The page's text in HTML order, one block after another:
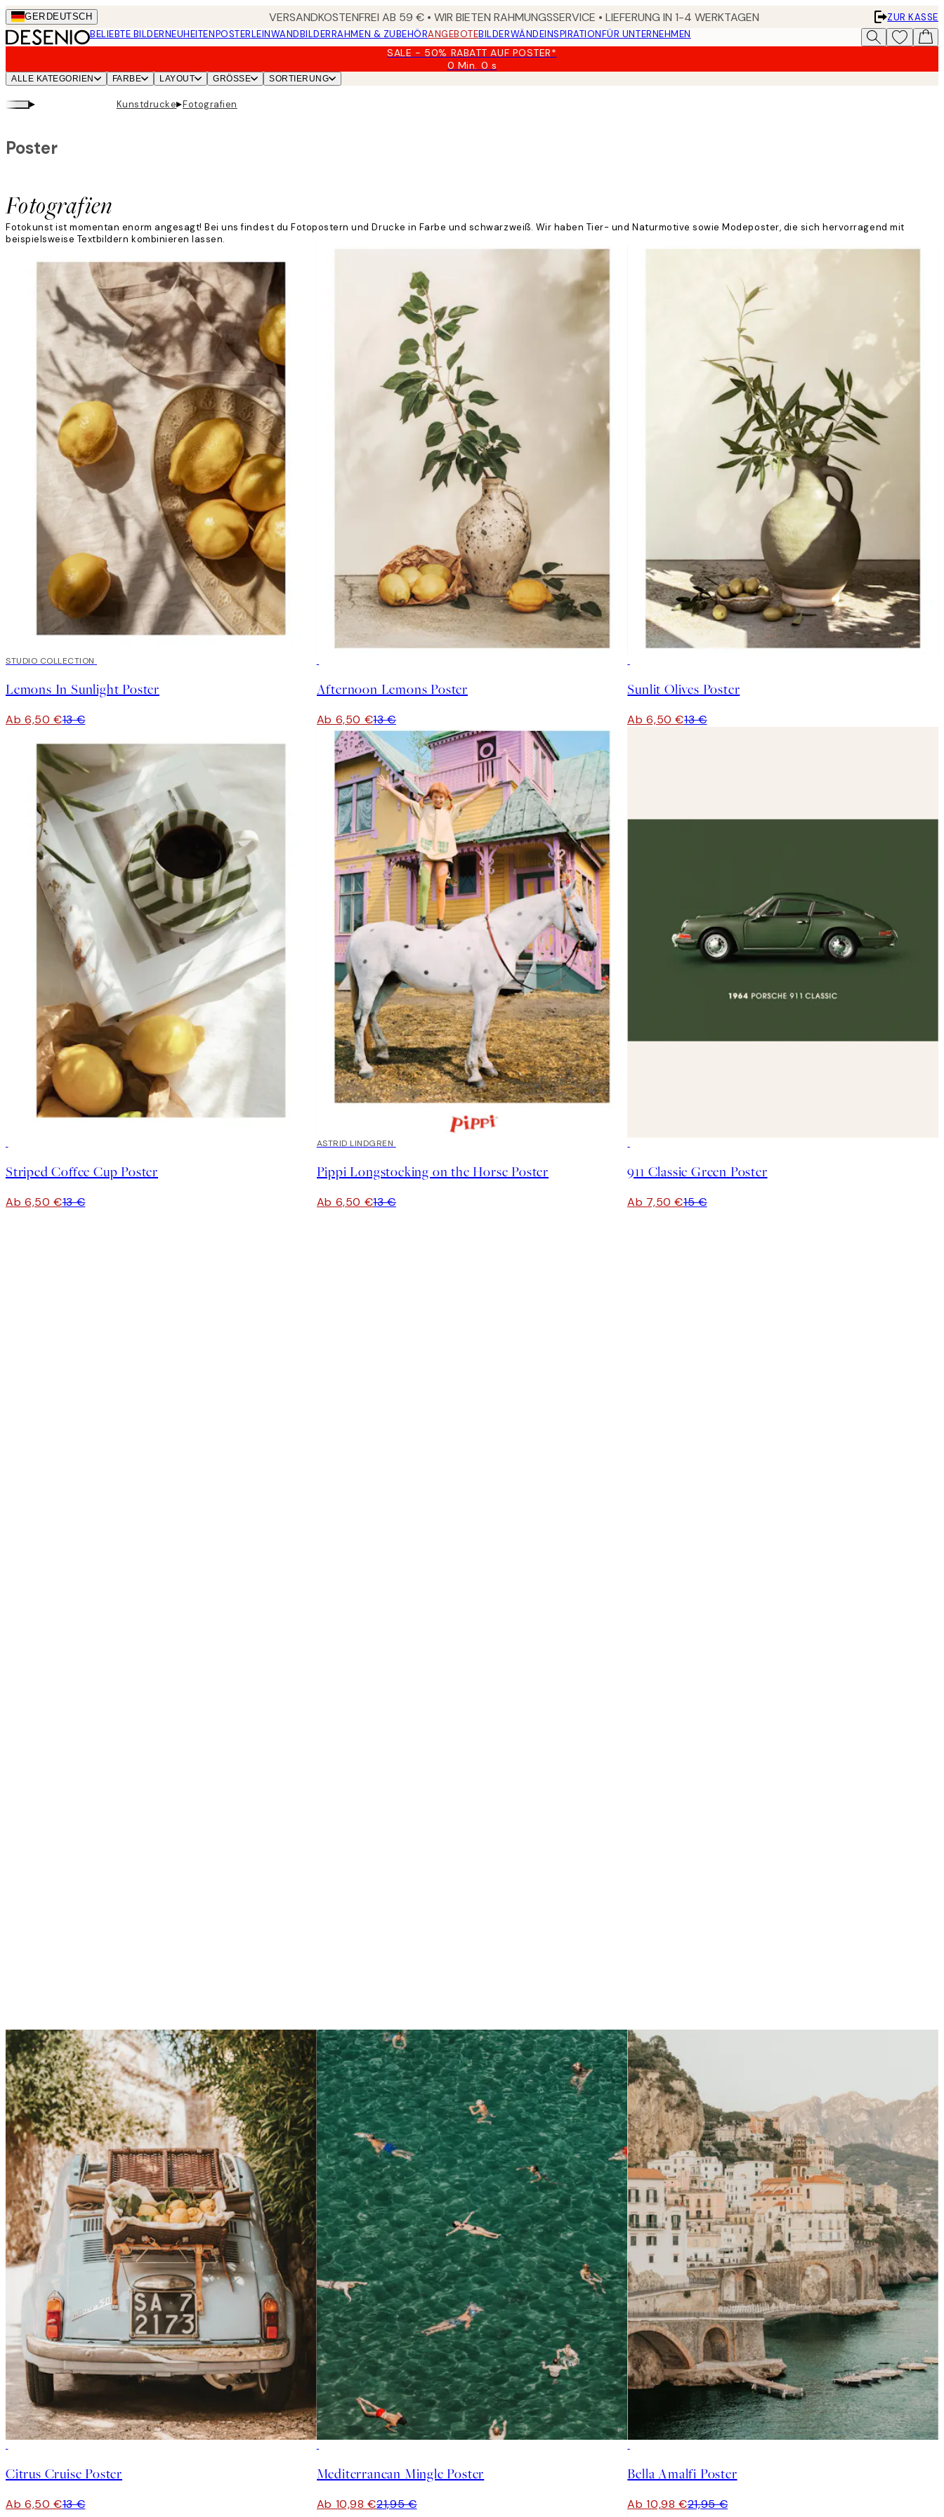
Skip
to
main
GER DEUTSCH VERSANDKOSTENFREI AB 59 € • WIR BIETEN RAHMUNGSSERVICE • LIEFERUNG IN 1-4 WERKTAGEN
ZUR KASSE
BELIEBTE BILDERNEUHEITENPOSTERLEINWANDBILDERRAHMEN & ZUBEHÖRANGEBOTEBILDERWÄNDEINSPIRATIONFÜR UNTERNEHMEN
SALE - 50% RABATT AUF POSTER*
0 Min. 0 s
Gültig
ALLE KATEGORIEN FARBE LAYOUT GRÖSSE SORTIERUNG
▸ Kunstdrucke▸Fotografien
Fotografien
Poster
Fotokunst ist momentan enorm angesagt! Bei uns findest du Fotopostern und Drucke in Farbe und schwarzweiß. Wir haben Tier- und Naturmotive sowie Modeposter, die sich hervorragend mit
beispielsweise Textbildern kombinieren lassen.
50%*
STUDIO COLLECTION
Lemons In Sunlight Poster
Ab 6,50 €13 €
Afternoon Lemons Poster
Ab 6,50 €13 €
Sunlit Olives Poster
Ab 6,50 €13 €
Striped Coffee Cup Poster
Ab 6,50 €13 €
50%*
ASTRID LINDGREN
Pippi Longstocking on the Horse Poster
Ab 6,50 €13 €
911 Classic Green Poster
Ab 7,50 €15 €
Citrus Cruise Poster
Ab 6,50 €13 €
Mediterranean Mingle Poster
Ab 10,98 €21,95 €
Bella Amalfi Poster
Ab 10,98 €21,95 €